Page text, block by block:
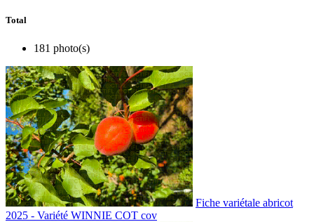
Total
181 photo(s)
Fiche variétale abricot
2025 - Variété WINNIE COT cov